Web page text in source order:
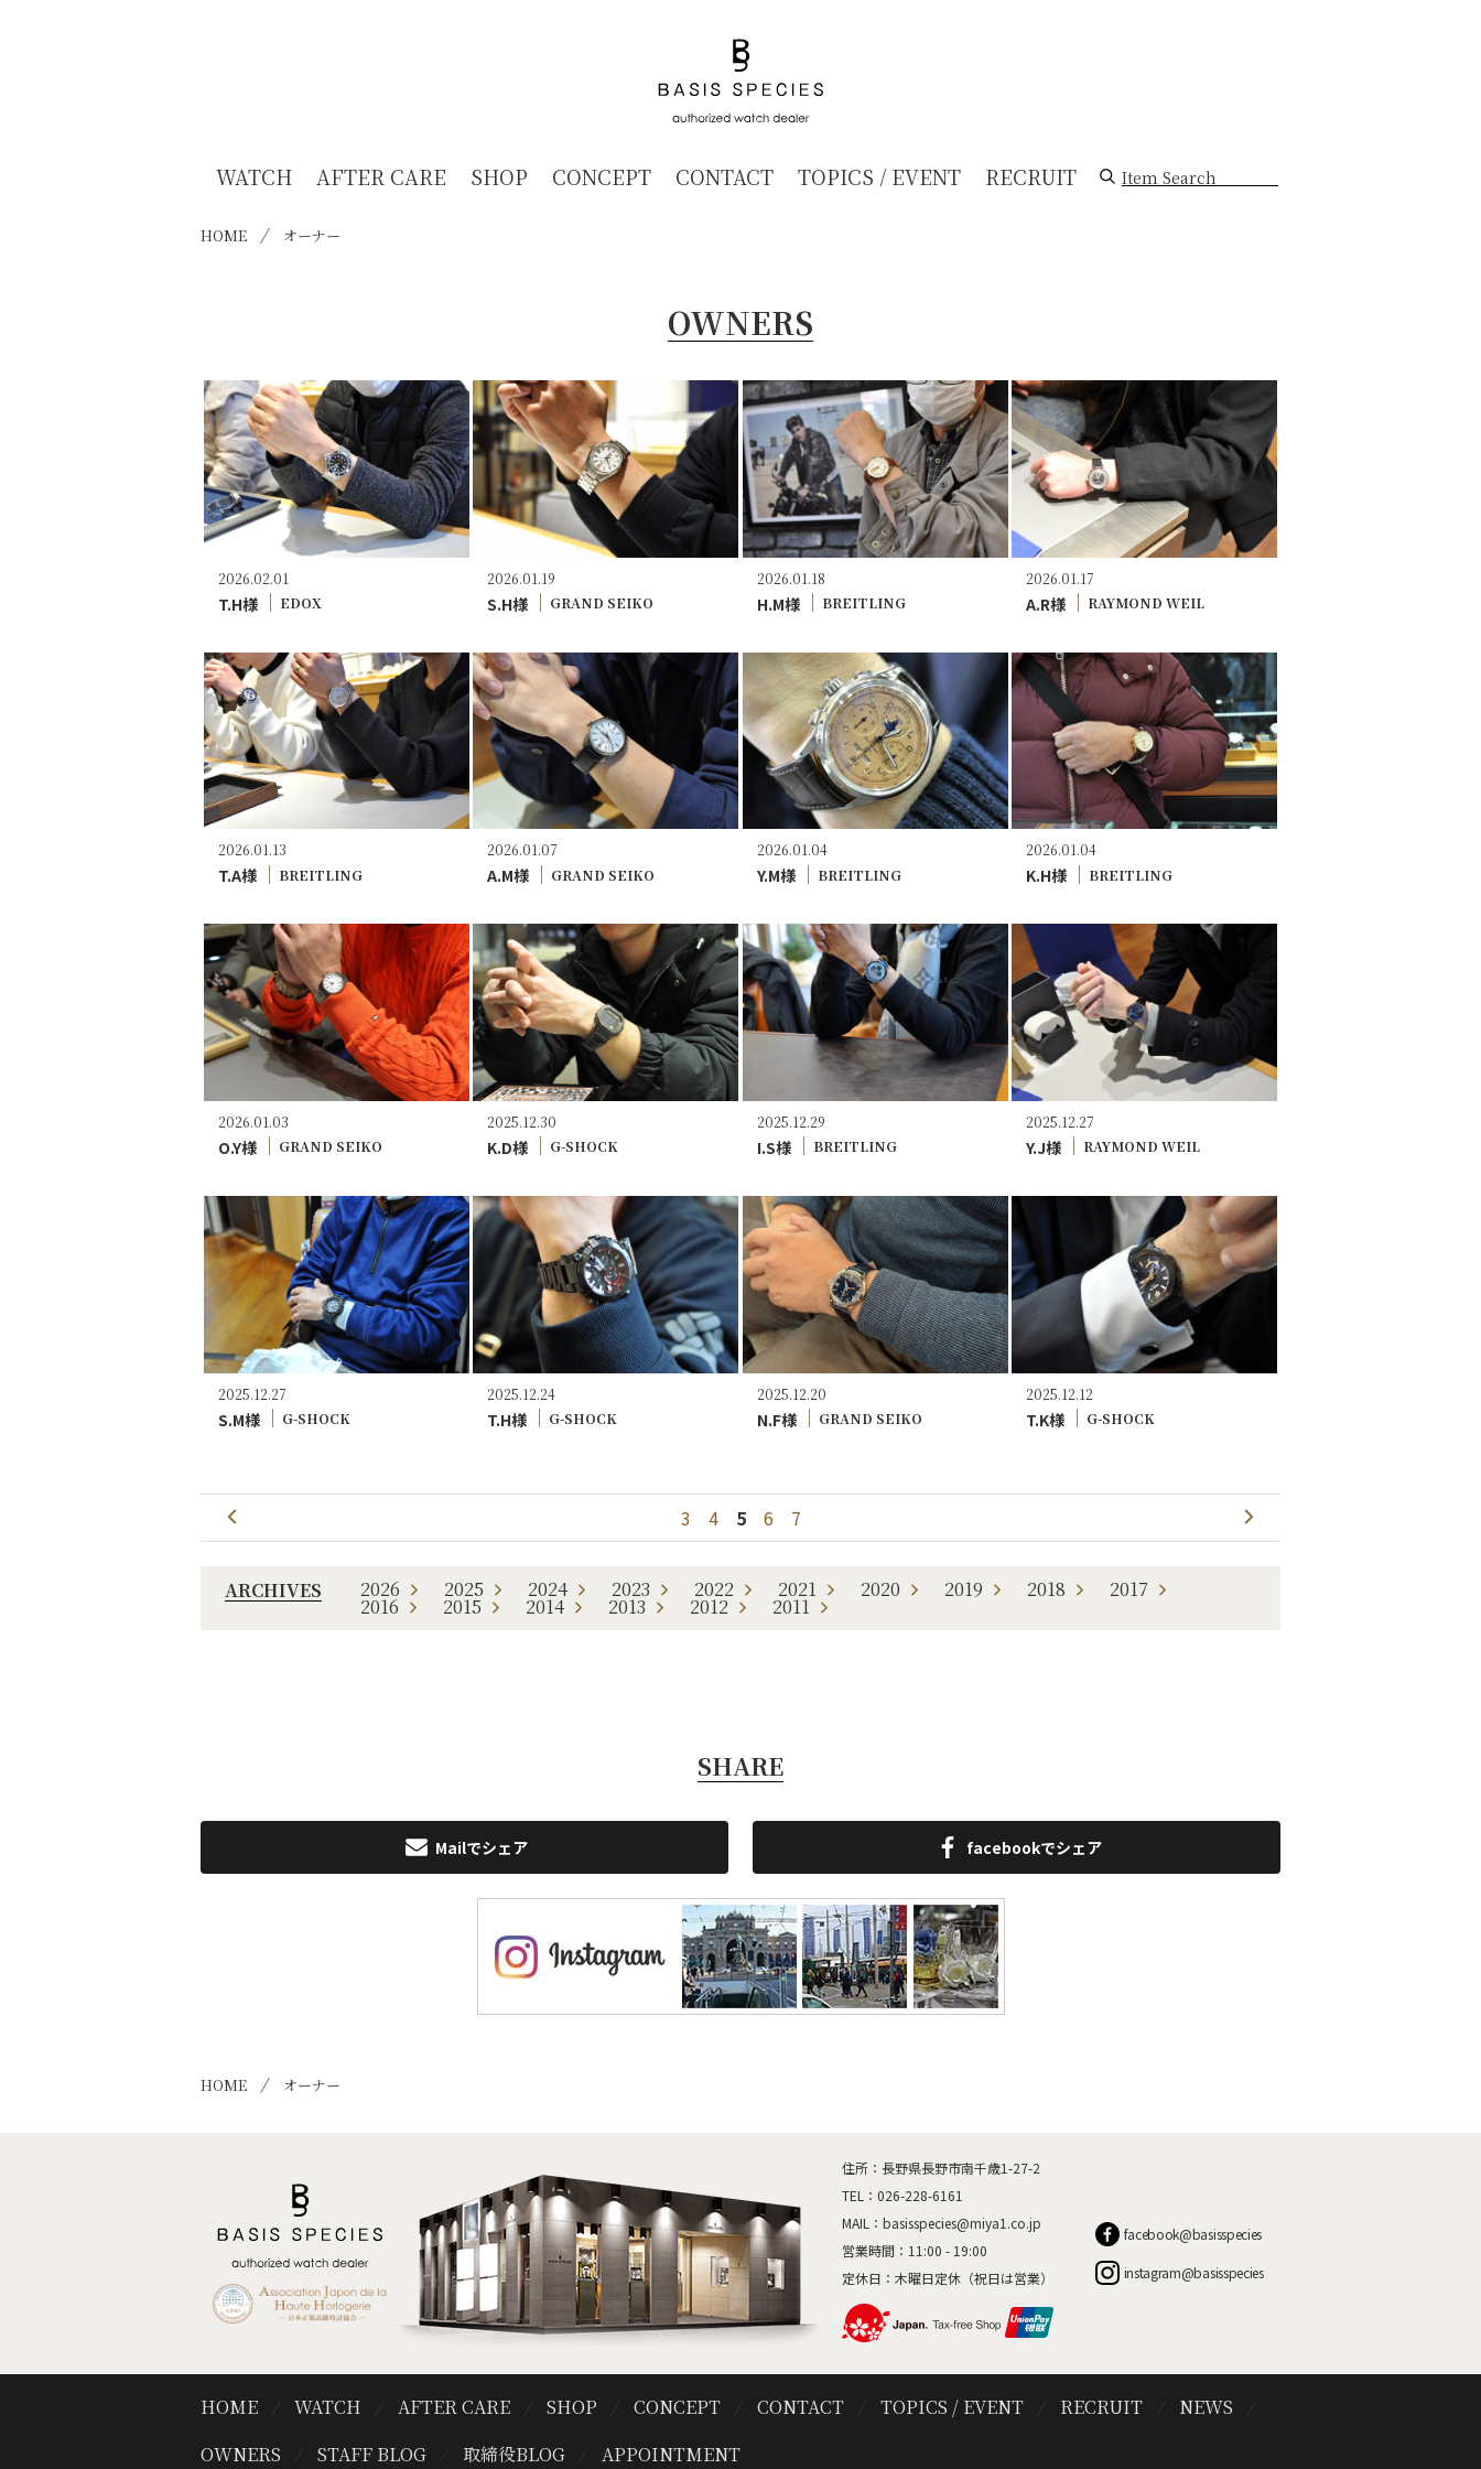
WATCH AFTER CARE SHOP CONCEPT CONTACT TOPICS / EVENT RECRUIT Item Search
HOME オーナー
OWNERS
2026.02.01
T.H様 EDOX
2026.01.19
S.H様 GRAND SEIKO
2026.01.18
H.M様 BREITLING
2026.01.17
A.R様 RAYMOND WEIL
2026.01.13
T.A様 BREITLING
2026.01.07
A.M様 GRAND SEIKO
2026.01.04
Y.M様 BREITLING
2026.01.04
K.H様 BREITLING
2026.01.03
O.Y様 GRAND SEIKO
2025.12.30
K.D様 G-SHOCK
2025.12.29
I.S様 BREITLING
2025.12.27
Y.J様 RAYMOND WEIL
2025.12.27
S.M様 G-SHOCK
2025.12.24
T.H様 G-SHOCK
2025.12.20
N.F様 GRAND SEIKO
2025.12.12
T.K様 G-SHOCK
3 4 5 6 7
ARCHIVES 2026 2025 2024 2023 2022 2021 2020 2019 2018 2017
2016 2015 2014 2013 2012 2011
SHARE
Mailでシェア facebookでシェア
HOME オーナー
住所：長野県長野市南千歳1-27-2
TEL： 026-228-6161
MAIL： basisspecies@miya1.co.jp
営業時間：11:00 - 19:00
定休日：木曜日定休（祝日は営業）
facebook@basisspecies
instagram@basisspecies
HOME WATCH AFTER CARE SHOP CONCEPT CONTACT TOPICS / EVENT RECRUIT
NEWS
OWNERS
STAFF BLOG 取締役BLOG APPOINTMENT